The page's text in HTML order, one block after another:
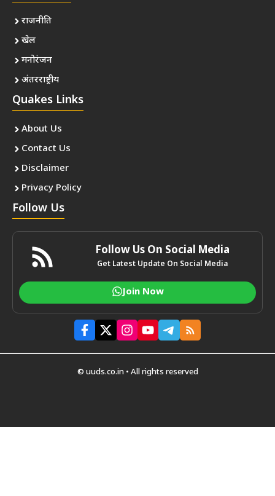
राजनीति
खेल
मनोरंजन
अंतरराष्ट्रीय
Quakes Links
About Us
Contact Us
Disclaimer
Privacy Policy
Follow Us
Follow Us On Social Media
Get Latest Update On Social Media
Join Now
© uuds.co.in • All rights reserved